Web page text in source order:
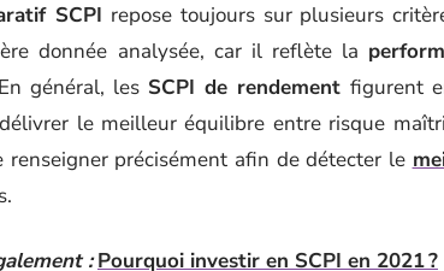
SCPI repose toujours sur plusieurs
donnée analysée, car il reflète la
général, les SCPI de rendement figurent
le meilleur équilibre entre risque
renseigner précisément afin de détecter le
: Pourquoi investir en SCPI en 2021 ?